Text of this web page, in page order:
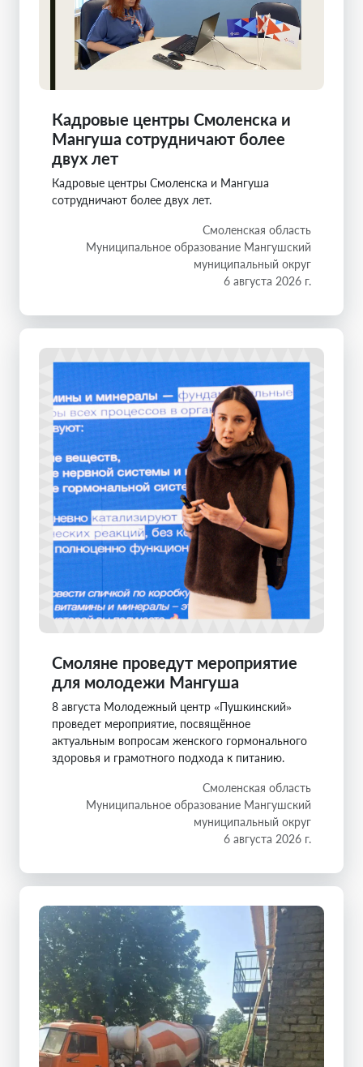
Кадровые центры Смоленска и
Мангуша сотрудничают более
двух лет
Кадровые центры Смоленска и Мангуша
сотрудничают более двух лет.
Смоленская область
Муниципальное образование Мангушский
муниципальный округ
6 августа 2026 г.
Смоляне проведут мероприятие
для молодежи Мангуша
8 августа Молодежный центр «Пушкинский»
проведет мероприятие, посвящённое
актуальным вопросам женского гормонального
здоровья и грамотного подхода к питанию.
Смоленская область
Муниципальное образование Мангушский
муниципальный округ
6 августа 2026 г.